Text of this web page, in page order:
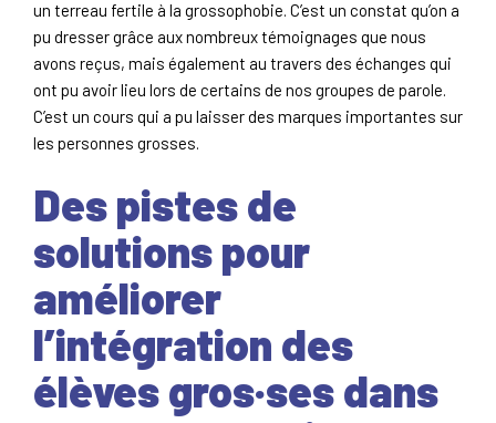
un terreau fertile à la grossophobie. C’est un constat qu’on a
pu dresser grâce aux nombreux témoignages que nous
avons reçus, mais également au travers des échanges qui
ont pu avoir lieu lors de certains de nos groupes de parole.
C’est un cours qui a pu laisser des marques importantes sur
les personnes grosses.
Des pistes de
solutions pour
améliorer
l’intégration des
élèves gros·ses dans